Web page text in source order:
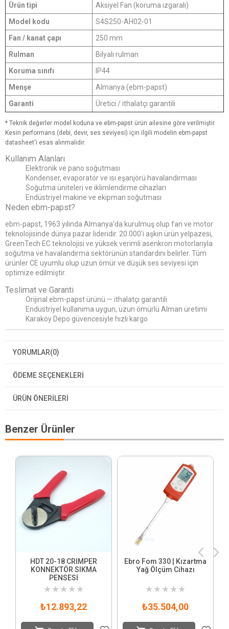
Ürün tipi
Aksiyel Fan (koruma ızgaralı)
Model kodu
S4S250-AH02-01
Fan / kanat çapı
250 mm
Rulman
Bilyalı rulman
Koruma sınıfı
IP44
Menşe
Almanya (ebm-papst)
Garanti
Üretici / ithalatçı garantili
* Teknik değerler model koduna ve ebm-papst ürün ailesine göre verilmiştir.
Kesin performans (debi, devir, ses seviyesi) için ilgili modelin ebm-papst
datasheet'i esas alınmalıdır.
Kullanım Alanları
Elektronik ve pano soğutması
Kondenser, evaporatör ve ısı eşanjörü havalandırması
Soğutma üniteleri ve iklimlendirme cihazları
Endüstriyel makine ve ekipman soğutması
Neden ebm-papst?
ebm-papst, 1963 yılında Almanya'da kurulmuş olup fan ve motor
teknolojisinde dünya pazar lideridir. 20.000'i aşkın ürün yelpazesi,
GreenTech EC teknolojisi ve yüksek verimli asenkron motorlarıyla
soğutma ve havalandırma sektörünün standardını belirler. Tüm
ürünler CE uyumlu olup uzun ömür ve düşük ses seviyesi için
optimize edilmiştir.
Teslimat ve Garanti
Orijinal ebm-papst ürünü — ithalatçı garantili
Endüstriyel kullanıma uygun, uzun ömürlü Alman üretimi
Karaköy Depo güvencesiyle hızlı kargo
YORUMLAR(0)
ÖDEME SEÇENEKLERI
ÜRÜN ÖNERILERI
Benzer Ürünler
HDT 20-18 CRİMPER
KONNEKTÖR SIKMA
PENSESİ
★ ★ ★ ★ ★
₺12.893,22
Ebro Fom 330 | Kızartma
Yağ Ölçüm Cihazı
★ ★ ★ ★ ★
₺35.504,00